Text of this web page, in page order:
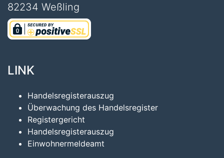
82234 Weßling
LINK
Handelsregisterauszug
Überwachung des Handelsregister
Registergericht
Handelsregisterauszug
Einwohnermeldeamt